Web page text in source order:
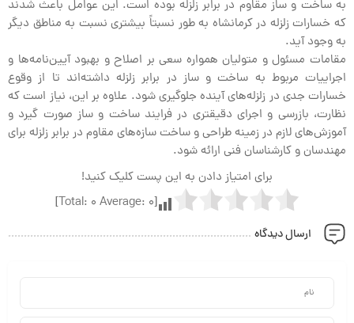
به ساخت و ساز مقاوم در برابر زلزله بوده است. این عوامل باعث شدند
که خسارات زلزله در کرمانشاه به طور نسبتاً بیشتری نسبت به مناطق دیگر
به وجود آید.
مقامات مسئول و متولیان همواره سعی بر اصلاح و بهبود آیین‌نامه‌ها و
اجراییات مربوط به ساخت و ساز در برابر زلزله داشته‌اند تا از وقوع
خسارات جدی در زلزله‌های آینده جلوگیری شود. علاوه بر این، نیاز است که
نظارت، بازرسی و اجرای دقیقتری در فرایند ساخت و ساز صورت گیرد و
آموزش‌های لازم در زمینه طراحی و ساخت سازه‌های مقاوم در برابر زلزله برای
مهندسان و کارشناسان فنی ارائه شود.
برای امتیاز دادن به این پست کلیک کنید!
[Total:
0 Average: 0
]
ارسال دیدگاه